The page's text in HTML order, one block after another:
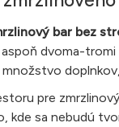
bar bez
dvoma-tromi
pre
kde sa nebudú